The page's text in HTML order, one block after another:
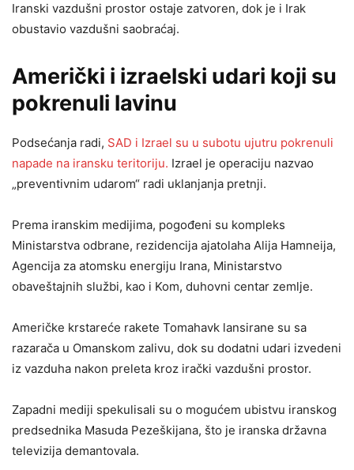
Iranski vazdušni prostor ostaje zatvoren, dok je i Irak
obustavio vazdušni saobraćaj.
Američki i izraelski udari koji su
pokrenuli lavinu
Podsećanja radi, SAD i Izrael su u subotu ujutru pokrenuli
napade na iransku teritoriju. Izrael je operaciju nazvao
„preventivnim udarom“ radi uklanjanja pretnji.
Prema iranskim medijima, pogođeni su kompleks
Ministarstva odbrane, rezidencija ajatolaha Alija Hamneija,
Agencija za atomsku energiju Irana, Ministarstvo
obaveštajnih službi, kao i Kom, duhovni centar zemlje.
Američke krstareće rakete Tomahavk lansirane su sa
razarača u Omanskom zalivu, dok su dodatni udari izvedeni
iz vazduha nakon preleta kroz irački vazdušni prostor.
Zapadni mediji spekulisali su o mogućem ubistvu iranskog
predsednika Masuda Pezeškijana, što je iranska državna
televizija demantovala.